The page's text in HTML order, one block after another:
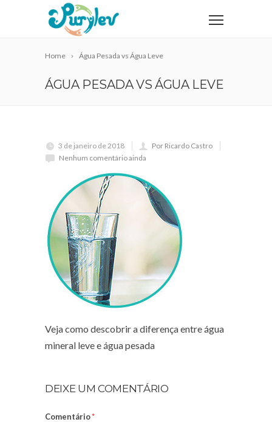
Home Água Pesada vs Água Leve
ÁGUA PESADA VS ÁGUA LEVE
3 de janeiro de 2018
Por Ricardo Castro
Nenhum comentário ainda
Veja como descobrir a diferença entre água
mineral leve e água pesada
DEIXE UM COMENTÁRIO
Comentário*